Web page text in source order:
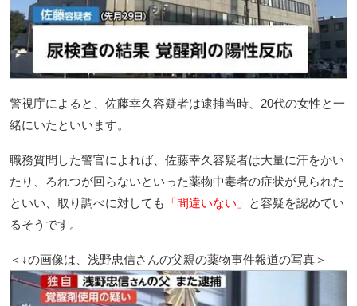
警視庁によると、佐藤幸久容疑者は逮捕当時、20代の女性と一
緒にいたといいます。
職務質問した警官によれば、佐藤幸久容疑者は大量に汗をかい
たり、ろれつが回らないといった薬物中毒者の症状が見られた
といい、取り調べに対しても
「間違いない」
と容疑を認めてい
るそうです。
＜↓の画像は、浅野忠信さんの父親の薬物事件報道の写真＞